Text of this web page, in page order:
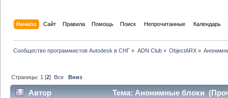
Начало Сайт Правила Помощь Поиск Непрочитанные Календарь
Сообщество программистов Autodesk в СНГ » ADN Club» ObjectARX»
Страницы: 1 [2] Все Вниз
Автор Тема: Анонимные блоки